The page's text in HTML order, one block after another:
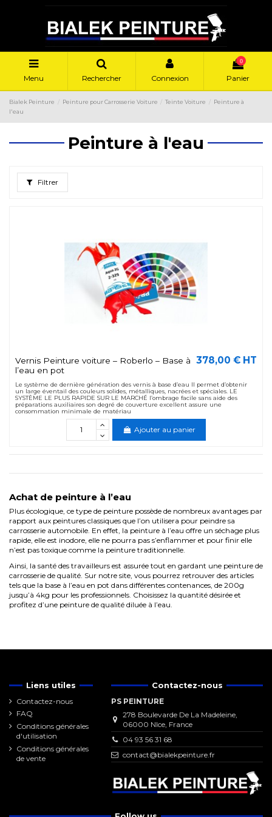
Menu Rechercher Connexion
0
Panier
Bialek Peinture Peinture pour Carrosserie Voiture Teinte Voiture
Peinture à
l'eau
Peinture à l'eau
Filtrer
Vernis Peinture voiture – Roberlo – Base à
l’eau en pot
378,00 € HT
Le système de dernière génération des vernis à base d’eau Il permet d’obtenir
un large éventail des couleurs solides, métalliques, nacrées et spéciales. LE
SYSTÈME LE PLUS RAPIDE SUR LE MARCHÉ l’ombrage facile sans aide des
préparations auxiliaires son degré de couverture excellent assure une
consommation minimale de matériau
Ajouter au panier
Achat de peinture à l’eau
Plus écologique, ce type de peinture possède de nombreux avantages par
rapport aux peintures classiques que l’on utilisera pour peindre sa
carrosserie automobile. En effet, la peinture à l’eau offre un séchage plus
rapide, elle est inodore, elle ne pourra pas s’enflammer et pour finir elle
n’est pas toxique comme la peinture traditionnelle.
Ainsi, la santé des travailleurs est assurée tout en gardant une peinture de
carrosserie de qualité. Sur notre site, vous pourrez retrouver des articles
tels que la base à l’eau en pot dans différentes contenances, de 200g
jusqu’à 4kg pour les professionnels. Choisissez la quantité désirée et
profitez d’une peinture de qualité diluée à l’eau.
Liens utiles
Contactez-nous
FAQ
Conditions générales
d'utilisation
Conditions générales
de vente
Contactez-nous
PS PEINTURE
278 Boulevarde De La Madeleine,
06000 NIce, France
04 93 56 31 68
contact@bialekpeinture.fr